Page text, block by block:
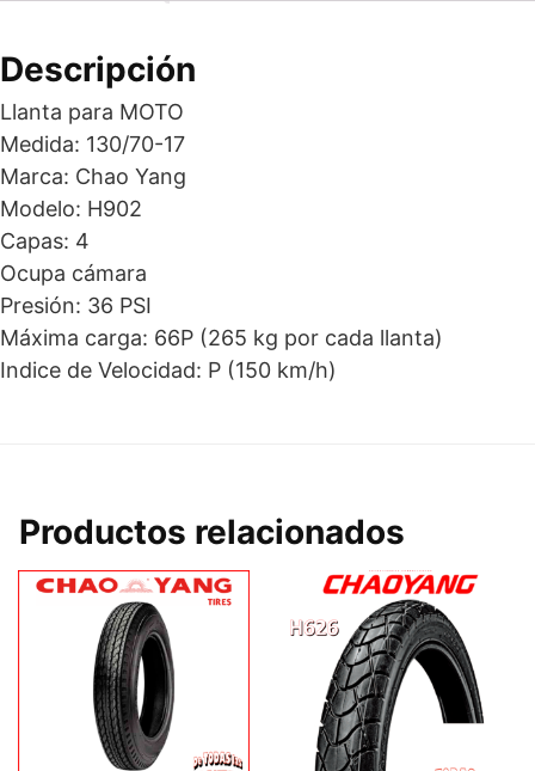
Descripción
Llanta para MOTO
Medida: 130/70-17
Marca: Chao Yang
Modelo: H902
Capas: 4
Ocupa cámara
Presión: 36 PSI
Máxima carga: 66P (265 kg por cada llanta)
Indice de Velocidad: P (150 km/h)
Productos relacionados